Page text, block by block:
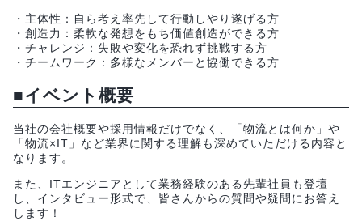
・主体性：自ら考え率先して行動しやり遂げる方​
・創造力：柔軟な発想をもち価値創造ができる方​​
・チャレンジ：失敗や変化を恐れず挑戦する方
・チームワーク：多様なメンバーと協働できる方
■イベント概要
当社の会社概要や採用情報だけでなく、「物流とは何か」や
「物流×IT」など業界に関する理解も深めていただける内容と
なります。
また、ITエンジニアとして業務経験のある先輩社員も登壇
し、インタビュー形式で、皆さんからの質問や疑問にお答え
します！